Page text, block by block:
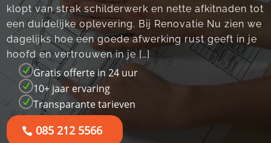
klopt van strak schilderwerk en nette afkitnaden tot
een duidelijke oplevering.​ Bij Renovatie Nu zien we
dagelijks hoe een goede afwerking rust geeft in je
hoofd en vertrouwen in je […]
N Gratis offerte in 24 uur
N 10+ jaar ervaring
N Transparante tarieven
085 212 5566